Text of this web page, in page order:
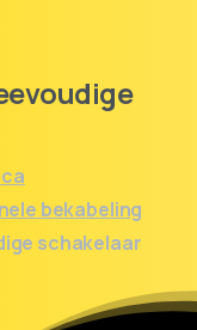
bekabeling
schakelaar